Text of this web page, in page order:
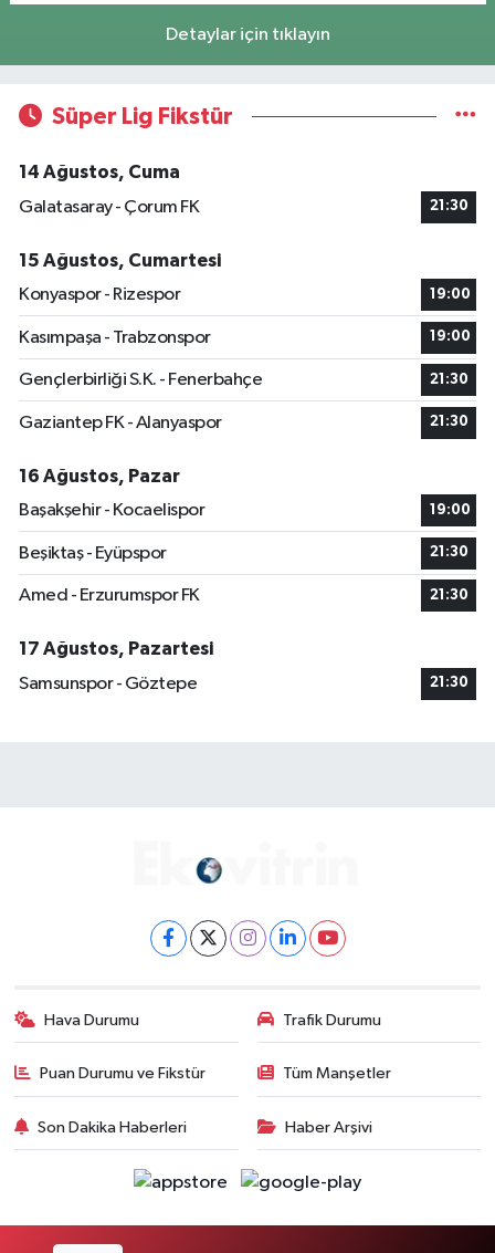
Detaylar için tıklayın
Süper Lig Fikstür
14 Ağustos, Cuma
Galatasaray - Çorum FK
21:30
15 Ağustos, Cumartesi
Konyaspor - Rizespor
19:00
Kasımpaşa - Trabzonspor 19:00
Gençlerbirliği S.K. - Fenerbahçe 21:30
Gaziantep FK - Alanyaspor 21:30
16 Ağustos, Pazar
Başakşehir - Kocaelispor
19:00
Beşiktaş - Eyüpspor 21:30
Amed - Erzurumspor FK 21:30
17 Ağustos, Pazartesi
Samsunspor - Göztepe
21:30
Hava Durumu Trafik Durumu
Puan Durumu ve Fikstür Tüm Manşetler
Son Dakika Haberleri Haber Arşivi